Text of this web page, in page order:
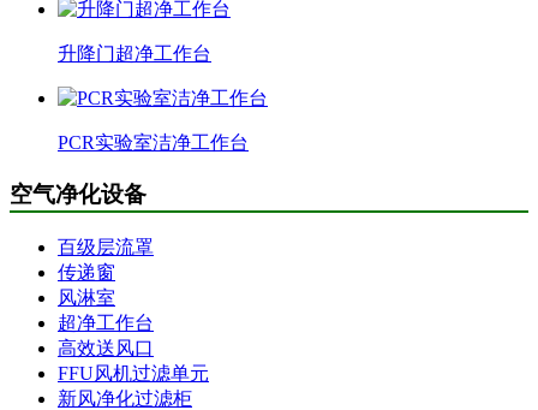
升降门超净工作台
PCR实验室洁净工作台
空气净化设备
百级层流罩
传递窗
风淋室
超净工作台
高效送风口
FFU风机过滤单元
新风净化过滤柜